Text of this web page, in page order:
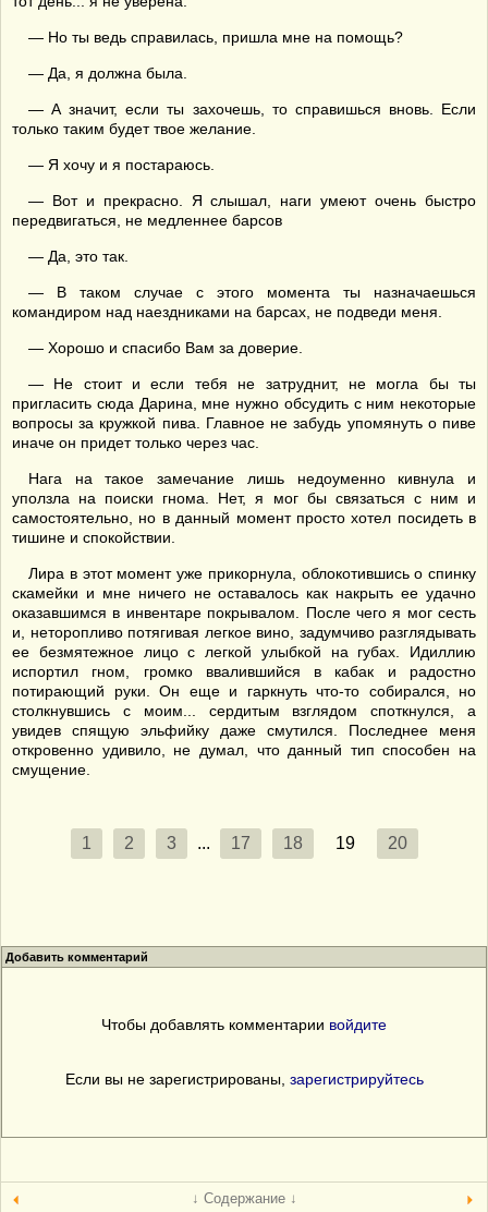
— Но ты ведь справилась, пришла мне на помощь?
— Да, я должна была.
— А значит, если ты захочешь, то справишься вновь. Если
только таким будет твое желание.
— Я хочу и я постараюсь.
— Вот и прекрасно. Я слышал, наги умеют очень быстро
передвигаться, не медленнее барсов
— Да, это так.
— В таком случае с этого момента ты назначаешься
командиром над наездниками на барсах, не подведи меня.
— Хорошо и спасибо Вам за доверие.
— Не стоит и если тебя не затруднит, не могла бы ты
пригласить сюда Дарина, мне нужно обсудить с ним некоторые
вопросы за кружкой пива. Главное не забудь упомянуть о пиве
иначе он придет только через час.
Нага на такое замечание лишь недоуменно кивнула и
уползла на поиски гнома. Нет, я мог бы связаться с ним и
самостоятельно, но в данный момент просто хотел посидеть в
тишине и спокойствии.
Лира в этот момент уже прикорнула, облокотившись о спинку
скамейки и мне ничего не оставалось как накрыть ее удачно
оказавшимся в инвентаре покрывалом. После чего я мог сесть
и, неторопливо потягивая легкое вино, задумчиво разглядывать
ее безмятежное лицо с легкой улыбкой на губах. Идиллию
испортил гном, громко ввалившийся в кабак и радостно
потирающий руки. Он еще и гаркнуть что-то собирался, но
столкнувшись с моим... сердитым взглядом споткнулся, а
увидев спящую эльфийку даже смутился. Последнее меня
откровенно удивило, не думал, что данный тип способен на
смущение.
1 2 3 ... 17 18 19 20
Добавить комментарий
Чтобы добавлять комментарии войдите
Если вы не зарегистрированы, зарегистрируйтесь
↓ Содержание ↓